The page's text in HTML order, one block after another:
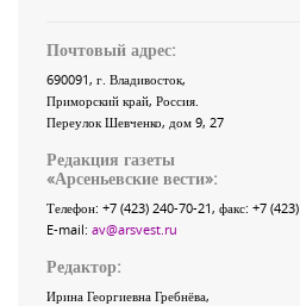
Почтовый адрес:
690091, г. Владивосток,
Приморский край, Россия
Переулок Шевченко, дом 9, 27
Редакция газеты
«Арсеньевские вести»:
Телефон: +7 (423) 240-70-21, факс: +7
E-mail: av@arsvest.ru
Редактор:
Ирина Георгиевна Гребнёва,